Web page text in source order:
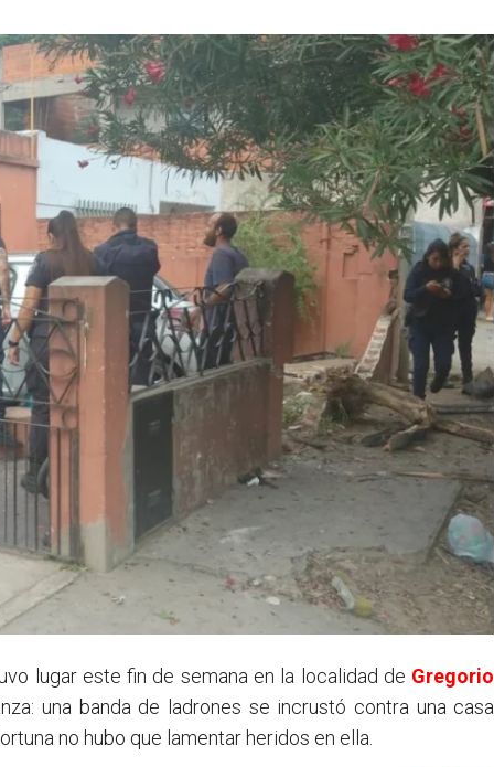
lugar este fin de semana en la localidad de Gregorio
una banda de ladrones se incrustó contra una casa
no hubo que lamentar heridos en ella.